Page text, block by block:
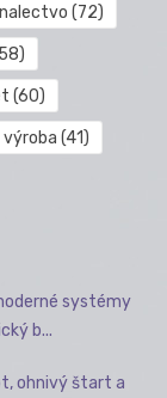
(72)
(60)
výroba (41)
systémy
b...
ohnivý štart a